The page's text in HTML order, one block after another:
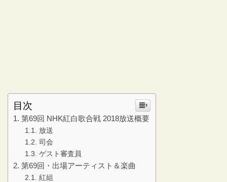
目次
第69回 NHK紅白歌合戦 2018放送概要
放送
司会
ゲスト審査員
第69回・出場アーティスト＆楽曲
紅組